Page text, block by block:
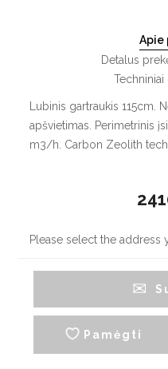
Apie
Detalus
Lubinis gartraukis 115cm.
apšvietimas. Perimetrinis
m3/h. Carbon Zeolith
Please select the address
Pamėgti